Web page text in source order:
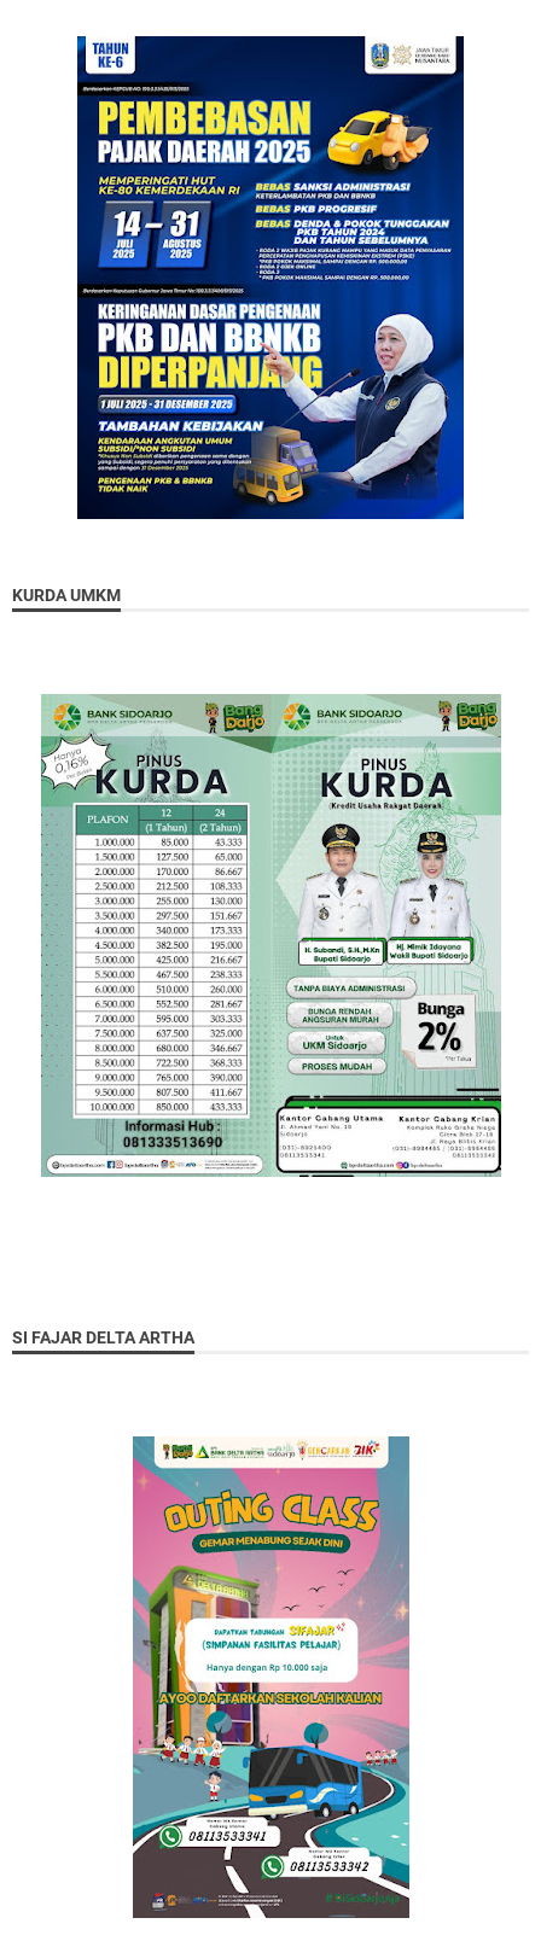
KURDA UMKM
SI FAJAR DELTA ARTHA